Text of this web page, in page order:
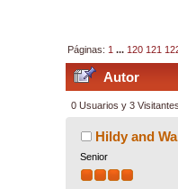
Páginas: 1 ... 120 121
Autor
0 Usuarios y 3
Hildy and
Senior